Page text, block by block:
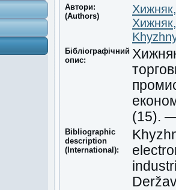
Автори:
(Authors)
Бібліографічний
опис:
(15).
Bibliographic
description
(International):